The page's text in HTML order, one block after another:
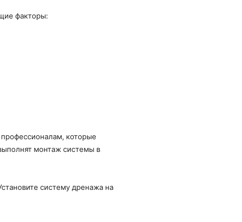
факторы:
которые
монтаж системы в
систему дренажа на